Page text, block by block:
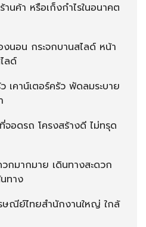
านค้า หรือเก็งกำไรในอนาคต
อน กระจกบานสไลด์ หน้า
ลด์
เคาน์เตอร์ครัว พัดลมระบาย
อดรถ โครงสร้างดี ไม่ทรุด
กมากมาย เดินทางสะดวก
ทาง
ษณีย์ไทยสำนักงานใหญ่ ใกล้